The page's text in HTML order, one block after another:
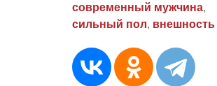
современный мужчина,
сильный пол, внешность